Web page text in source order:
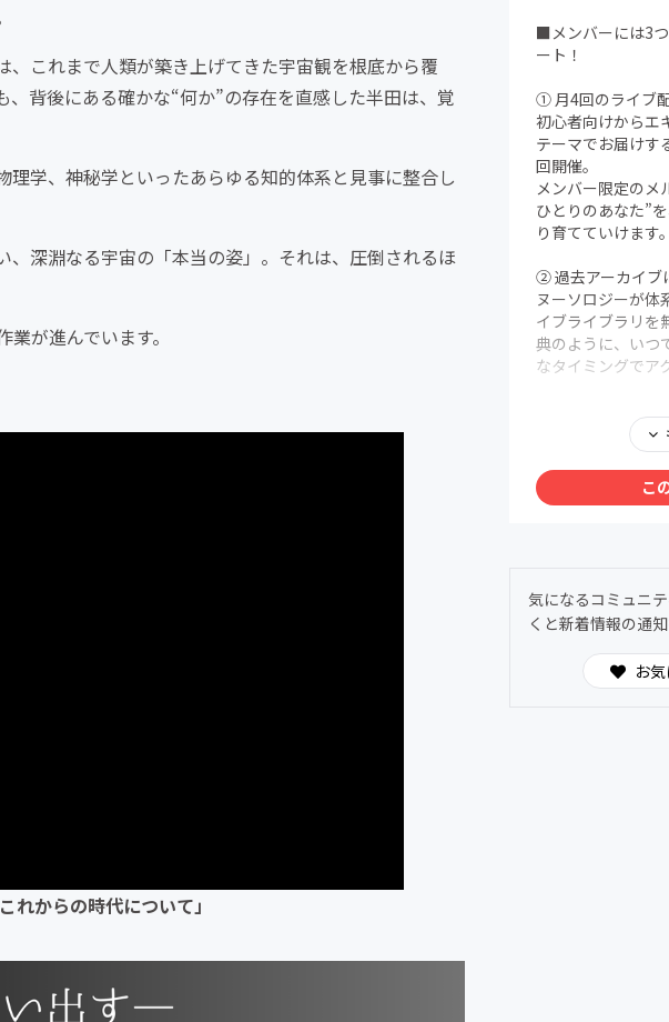
、これまで人類が築き上げてきた宇宙観を根底から覆
背後にある確かな“何か”の存在を直感した半田は、覚
学、神秘学といったあらゆる知的体系と見事に整合し
深淵なる宇宙の「本当の姿」。それは、圧倒されるほ
が進んでいます。
からの時代について」
■メンバーには3
ート！
① 月4回のライブ
初心者向けからエ
テーマでお届けす
回開催。
メンバー限定のメ
ひとりのあなた”
り育てていけます。
② 過去アーカイブ
ヌーソロジーが体
イブライブラリを
典のように、いつ
なタイミングでア
メンバー同士で、
を用意しました。
する仲間たちが集
間。
こ
気になるコミュニ
くと新着情報の通
お